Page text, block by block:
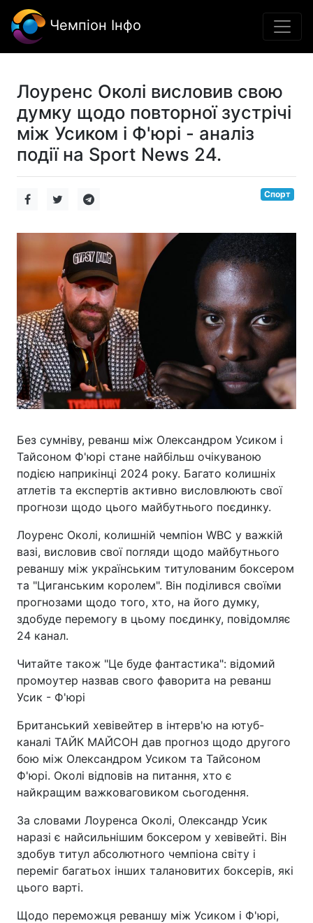
Чемпіон Інфо
Лоуренс Околі висловив свою
думку щодо повторної зустрічі
між Усиком і Ф'юрі - аналіз
події на Sport News 24.
Спорт
Без сумніву, реванш між Олександром Усиком і
Тайсоном Ф'юрі стане найбільш очікуваною
подією наприкінці 2024 року. Багато колишніх
атлетів та експертів активно висловлюють свої
прогнози щодо цього майбутнього поєдинку.
Лоуренс Околі, колишній чемпіон WBC у важкій
вазі, висловив свої погляди щодо майбутнього
реваншу між українським титулованим боксером
та "Циганським королем". Він поділився своїми
прогнозами щодо того, хто, на його думку,
здобуде перемогу в цьому поєдинку, повідомляє
24 канал.
Читайте також "Це буде фантастика": відомий
промоутер назвав свого фаворита на реванш
Усик - Ф'юрі
Британський хевівейтер в інтерв'ю на ютуб-
каналі ТАЙК МАЙСОН дав прогноз щодо другого
бою між Олександром Усиком та Тайсоном
Ф'юрі. Околі відповів на питання, хто є
найкращим важковаговиком сьогодення.
За словами Лоуренса Околі, Олександр Усик
наразі є найсильнішим боксером у хевівейті. Він
здобув титул абсолютного чемпіона світу і
переміг багатьох інших талановитих боксерів, які
цього варті.
Щодо переможця реваншу між Усиком і Ф'юрі,